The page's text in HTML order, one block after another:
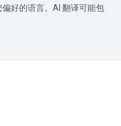
好的语言。AI 翻译可能包